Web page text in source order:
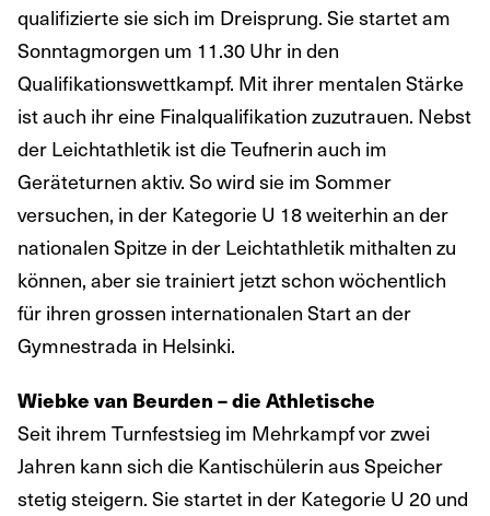
qualifizierte sie sich im Dreisprung. Sie startet am
Sonntagmorgen um 11.30 Uhr in den
Qualifikationswettkampf. Mit ihrer mentalen Stärke
ist auch ihr eine Finalqualifikation zuzutrauen. Nebst
der Leichtathletik ist die Teufnerin auch im
Geräteturnen aktiv. So wird sie im Sommer
versuchen, in der Kategorie U 18 weiterhin an der
nationalen Spitze in der Leichtathletik mithalten zu
können, aber sie trainiert jetzt schon wöchentlich
für ihren grossen internationalen Start an der
Gymnestrada in Helsinki.
Wiebke van Beurden – die Athletische
Seit ihrem Turnfestsieg im Mehrkampf vor zwei
Jahren kann sich die Kantischülerin aus Speicher
stetig steigern. Sie startet in der Kategorie U 20 und